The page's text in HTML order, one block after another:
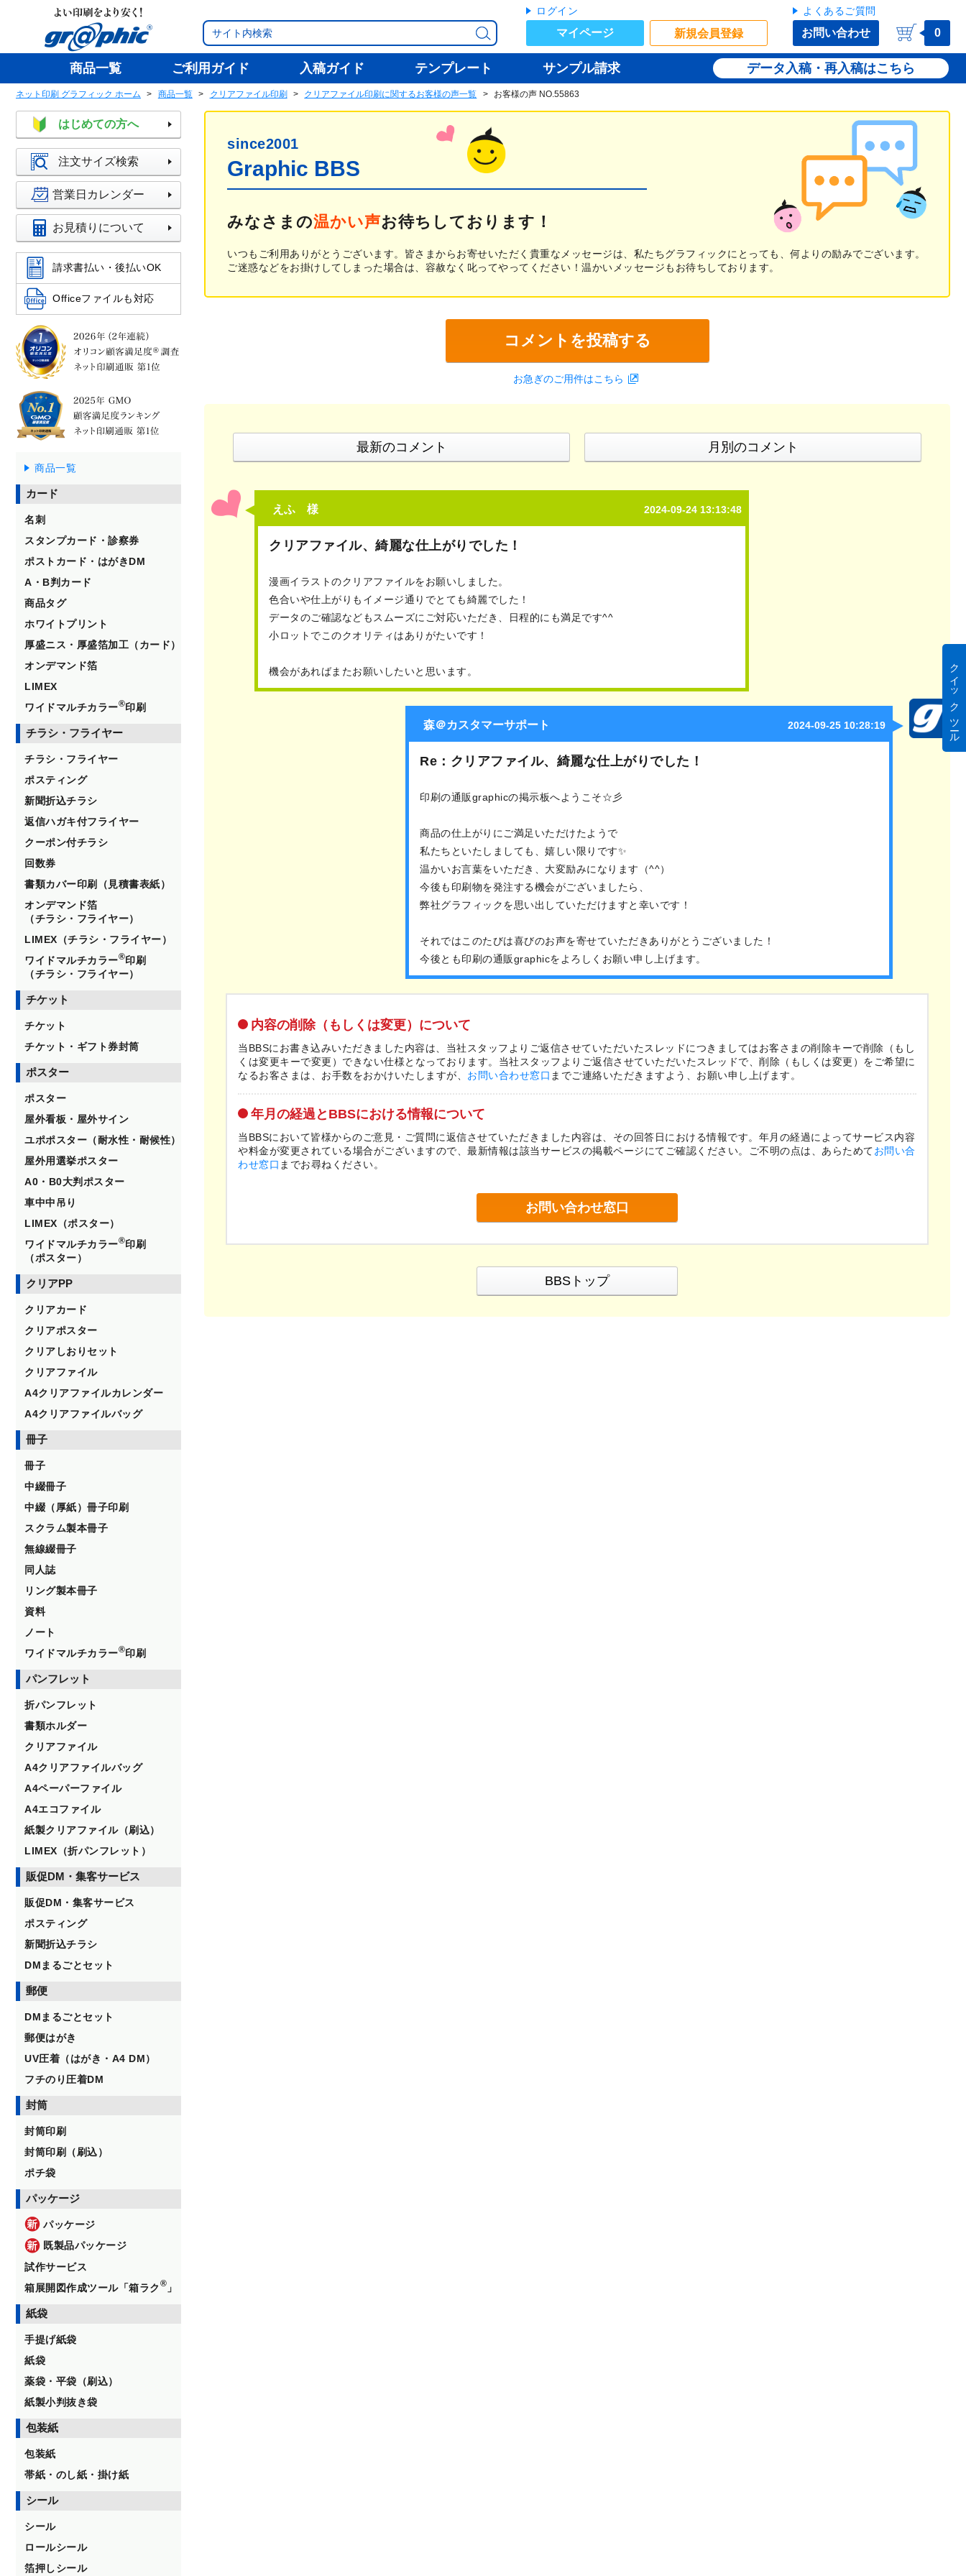
ログイン
マイページ 新規会員登録
よくあるご質問
お問い合わせ 0
商品一覧 ご利用ガイド 入稿ガイド テンプレート サンプル請求 データ入稿・再入稿
ネット印刷 グラフィック ホーム 商品一覧 クリアファイル印刷 クリアファイル印刷に関するお客様の声一覧 お客様の声 NO.55863
はじめての方へ
注文サイズ検索
営業日カレンダー
お見積りについて
請求書払い・後払いOK
Officeファイルも対応
商品一覧
カード
名刺
スタンプカード・診察券
ポストカード・はがきDM
A・B判カード
商品タグ
ホワイトプリント
厚盛ニス・厚盛箔加工（カード）
オンデマンド箔
LIMEX
ワイドマルチカラー®印刷
チラシ・フライヤー
チラシ・フライヤー
ポスティング
新聞折込チラシ
返信ハガキ付フライヤー
クーポン付チラシ
回数券
書類カバー印刷（見積書表紙）
オンデマンド箔
（チラシ・フライヤー）
LIMEX（チラシ・フライヤー）
ワイドマルチカラー®印刷
（チラシ・フライヤー）
チケット
チケット
チケット・ギフト券封筒
ポスター
ポスター
屋外看板・屋外サイン
ユポポスター（耐水性・耐候性）
屋外用選挙ポスター
A0・B0大判ポスター
車中中吊り
LIMEX（ポスター）
ワイドマルチカラー®印刷
（ポスター）
クリアPP
クリアカード
クリアポスター
クリアしおりセット
クリアファイル
A4クリアファイルカレンダー
A4クリアファイルバッグ
冊子
冊子
中綴冊子
中綴（厚紙）冊子印刷
スクラム製本冊子
無線綴冊子
同人誌
リング製本冊子
資料
ノート
ワイドマルチカラー®印刷
パンフレット
折パンフレット
書類ホルダー
クリアファイル
A4クリアファイルバッグ
A4ペーパーファイル
A4エコファイル
紙製クリアファイル（刷込）
LIMEX（折パンフレット）
販促DM・集客サービス
販促DM・集客サービス
ポスティング
新聞折込チラシ
DMまるごとセット
郵便
DMまるごとセット
郵便はがき
UV圧着（はがき・A4 DM）
フチのり圧着DM
封筒
封筒印刷
封筒印刷（刷込）
ポチ袋
パッケージ
パッケージ
既製品パッケージ
試作サービス
箱展開図作成ツール「箱ラク ® 」
紙袋
手提げ紙袋
紙袋
薬袋・平袋（刷込）
紙製小判抜き袋
包装紙
包装紙
帯紙・のし紙・掛け紙
シール
シール
ロールシール
箔押しシール
since2001
Graphic BBS
みなさまの温かい声お待ちしております！
いつもご利用ありがとうございます。皆さまからお寄せいただく貴重なメッセージは、私たちグラフィックにとっても、何よりの励みでございます。
ご迷惑などをお掛けしてしまった場合は、容赦なく叱ってやってください！温かいメッセージもお待ちしております。
コメントを投稿する
お急ぎのご用件はこちら
最新のコメント 月別のコメント
えふ 様 2024-09-24 13:13:48
クリアファイル、綺麗な仕上がりでした！
漫画イラストのクリアファイルをお願いしました。
色合いや仕上がりもイメージ通りでとても綺麗でした！
データのご確認などもスムーズにご対応いただき、日程的にも満足です^^
小ロットでこのクオリティはありがたいです！
機会があればまたお願いしたいと思います。
森＠カスタマーサポート 2024-09-25 10:28:19
Re：クリアファイル、綺麗な仕上がりでした！
印刷の通販graphicの掲示板へようこそ☆彡
商品の仕上がりにご満足いただけたようで
私たちといたしましても、嬉しい限りです✨
温かいお言葉をいただき、大変励みになります（^^）
今後も印刷物を発注する機会がございましたら、
弊社グラフィックを思い出していただけますと幸いです！
それではこのたびは喜びのお声を寄せていただきありがとうございました！
今後とも印刷の通販graphicをよろしくお願い申し上げます。
内容の削除（もしくは変更）について
当BBSにお書き込みいただきました内容は、当社スタッフよりご返信させていただいたスレッドにつきましてはお客さまの削除キーで削除（もし
くは変更キーで変更）できない仕様となっております。当社スタッフよりご返信させていただいたスレッドで、削除（もしくは変更）をご希望に
なるお客さまは、お手数をおかけいたしますが、 お問い合わせ窓口 までご連絡いただきますよう、お願い申し上げます。
年月の経過とBBSにおける情報について
当BBSにおいて皆様からのご意見・ご質問に返信させていただきました内容は、その回答日における情報です。年月の経過によってサービス内容
や料金が変更されている場合がございますので、最新情報は該当サービスの掲載ページにてご確認ください。ご不明の点は、あらためてお問い合
わせ窓口 までお尋ねください。
お問い合わせ窓口
BBSトップ
クイック ツール